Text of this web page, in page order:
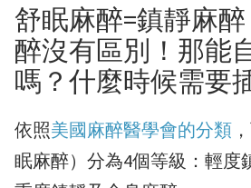
舒眠麻醉=鎮靜麻
醉沒有區別！那能
嗎？什麼時候需要
依照美國麻醉醫學會的分類
眠麻醉）分為4個等級：輕度